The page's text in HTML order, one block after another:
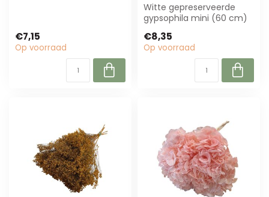
€7,15
Op voorraad
Witte gepreserveerde
gypsophila mini (60 cm)
decoraties. Ideaal vo...
€8,35
Op voorraad